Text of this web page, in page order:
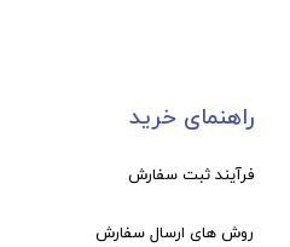
راهنمای خرید
فرآیند ثبت سفارش
روش های ارسال سفارش